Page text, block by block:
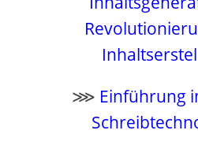
⋙ Einführung